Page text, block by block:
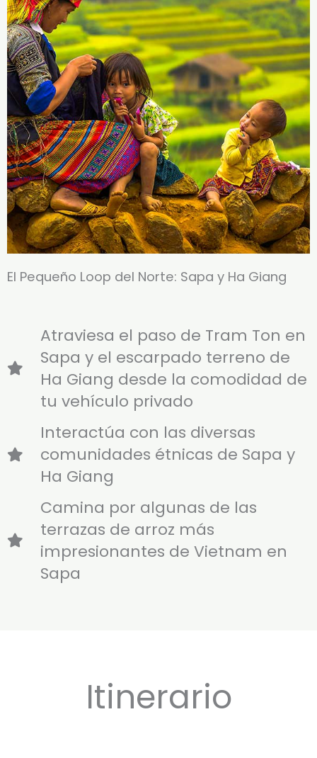
El Pequeño Loop del Norte: Sapa y Ha Giang
Atraviesa el paso de Tram Ton en
Sapa y el escarpado terreno de
Ha Giang desde la comodidad de
tu vehículo privado
Interactúa con las diversas
comunidades étnicas de Sapa y
Ha Giang
Camina por algunas de las
terrazas de arroz más
impresionantes de Vietnam en
Sapa
Itinerario